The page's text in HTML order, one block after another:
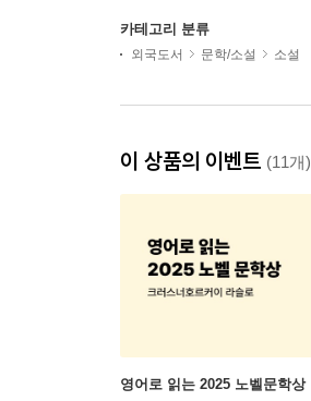
카테고리 분류
외국도서 문학/소설 소설
이 상품의 이벤트 (11개)
영어로 읽는 2025 노벨문학상